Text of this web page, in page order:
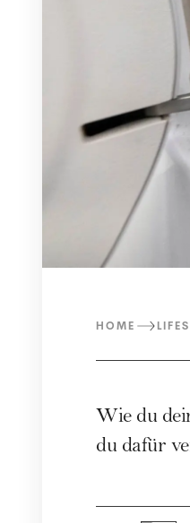
HOME
Wie du
du dafür